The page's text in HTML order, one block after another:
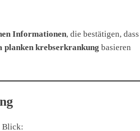
Informationen, die bestätigen, dass
planken krebserkrankung basieren
Blick: